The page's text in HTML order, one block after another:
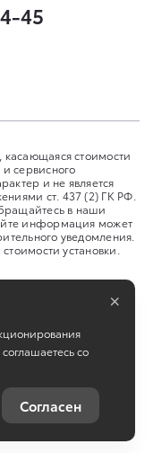
45
стоимости
сервисного
и не является
ст. 437 (2) ГК РФ.
в наши
информация может
уведомления.
установки.
со
Согласен
×